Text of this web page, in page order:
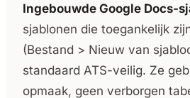
Ingebouwde Google Docs-
sjablonen die toegankelijk
(Bestand > Nieuw van
standaard ATS-veilig. Ze
opmaak, geen verborgen